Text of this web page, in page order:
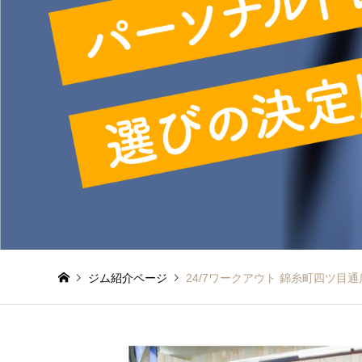
ジム紹介ページ 24/7ワークアウト 錦糸町四ツ目通